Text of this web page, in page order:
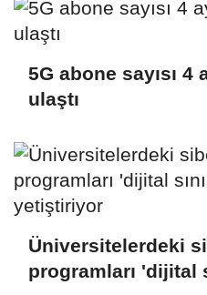
5G abone sayısı
ulaştı
Üniversitelerdeki
programları 'dijital